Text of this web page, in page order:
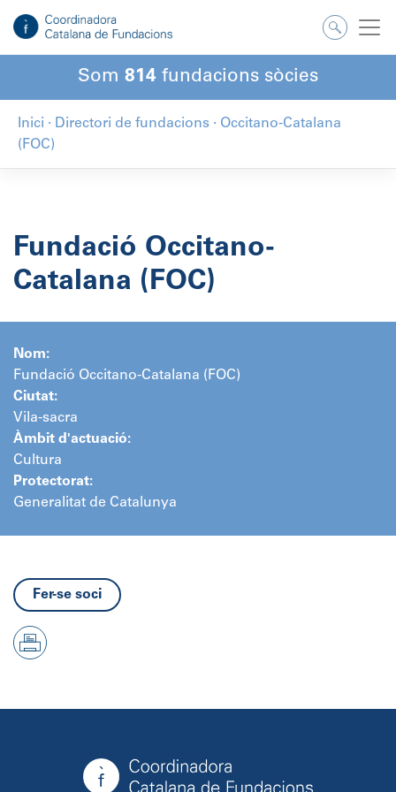
contingut
Som 814 fundacions sòcies
Inici · Directori de fundacions · Occitano-Catalana
(FOC)
Fundació Occitano-
Catalana (FOC)
Nom:
Fundació Occitano-Catalana (FOC)
Ciutat:
Vila-sacra
Àmbit d'actuació:
Cultura
Protectorat:
Generalitat de Catalunya
Fer-se soci